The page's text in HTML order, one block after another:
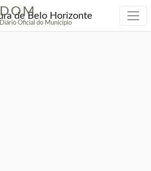
DOM
Diário Oficial do Município